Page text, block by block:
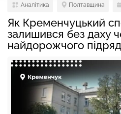
Аналітика Полтавщина
Як Кременчуцький
залишився без даху
найдорожчого